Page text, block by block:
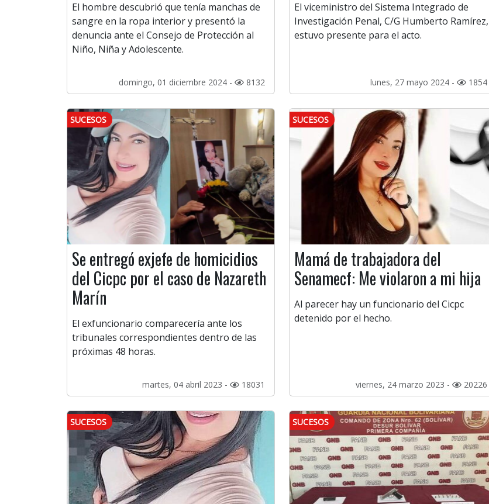
El hombre descubrió que tenía manchas de
sangre en la ropa interior y presentó la
denuncia ante el Consejo de Protección al
Niño, Niña y Adolescente.
domingo, 01 diciembre 2024 - 8132
El viceministro del Sistema Integrado de
Investigación Penal, C/G Humberto Ramírez,
estuvo presente para el acto.
lunes, 27 mayo 2024 - 1854
SUCESOS
Se entregó exjefe de homicidios
del Cicpc por el caso de Nazareth
Marín
El exfuncionario comparecería ante los
tribunales correspondientes dentro de las
próximas 48 horas.
martes, 04 abril 2023 - 18031
SUCESOS
Mamá de trabajadora del
Senamecf: Me violaron a mi hija
Al parecer hay un funcionario del Cicpc
detenido por el hecho.
viernes, 24 marzo 2023 - 20226
SUCESOS SUCESOS